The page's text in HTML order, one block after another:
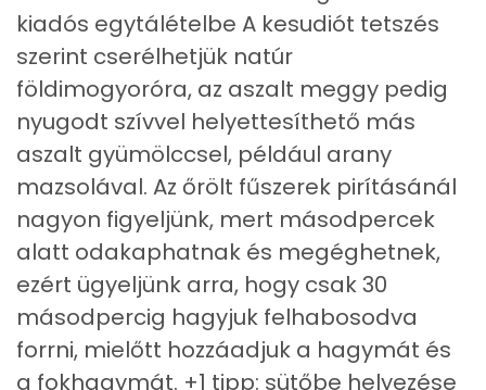
Niacin - B3 vitamin:
5 mg
Pantoténsav - B5 vitamin:
0 mg
Folsav - B9-vitamin:
272 micro
Kolin:
21 mg
Retinol - A vitamin:
0 micro
α-karotin
18 micro
β-karotin
624 micro
β-crypt
12 micro
kiadós egytálételbe A kesudiót tetszés
szerint cserélhetjük natúr
földimogyoróra, az aszalt meggy pedig
nyugodt szívvel helyettesíthető más
aszalt gyümölccsel, például arany
mazsolával. Az őrölt fűszerek pirításánál
nagyon figyeljünk, mert másodpercek
alatt odakaphatnak és megéghetnek,
ezért ügyeljünk arra, hogy csak 30
másodpercig hagyjuk felhabosodva
forrni, mielőtt hozzáadjuk a hagymát és
a fokhagymát. +1 tipp: sütőbe helyezése